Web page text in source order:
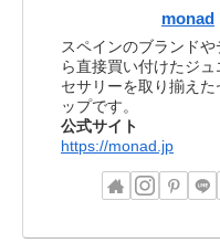
monad
スペインのブランド
ら直接買い付けたジュ
セサリーを取り揃えた
ップです。
公式サイト
https://monad.jp